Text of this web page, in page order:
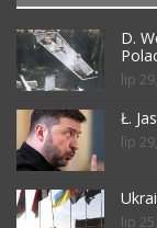
D.
lip
Ł.
lip
lip